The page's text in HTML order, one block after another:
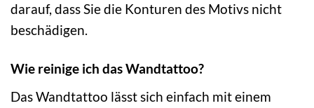
darauf, dass Sie die Konturen des Motivs nicht
beschädigen.
Wie reinige ich das Wandtattoo?
Das Wandtattoo lässt sich einfach mit einem